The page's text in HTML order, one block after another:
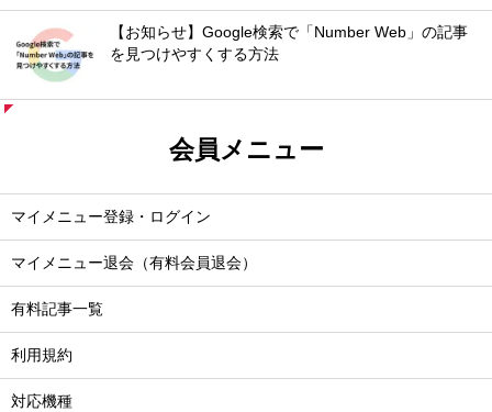
【お知らせ】Google検索で「Number Web」の記事
を見つけやすくする方法
会員メニュー
マイメニュー登録・ログイン
マイメニュー退会（有料会員退会）
有料記事一覧
利用規約
対応機種